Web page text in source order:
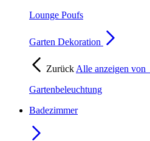
Lounge Poufs
Garten Dekoration
Zurück Alle anzeigen von
Gartenbeleuchtung
Badezimmer